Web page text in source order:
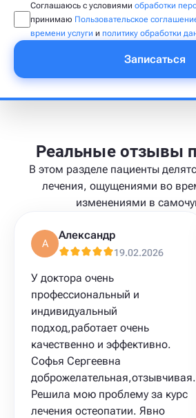
Соглашаюсь с условиями обработки
принимаю Пользовательское
времени услуги и политику обработки
Записаться
Реальные отзывы
В этом разделе пациенты
лечения, ощущениями во
изменениями в
А
Александр
19.02.2026
У доктора очень
профессиональный и
индивидуальный
подход,работает очень
качественно и эффективно.
Софья Сергеевна
доброжелательная,отзывчивая.
Решила мою проблему за курс
лечения остеопатии. Явно